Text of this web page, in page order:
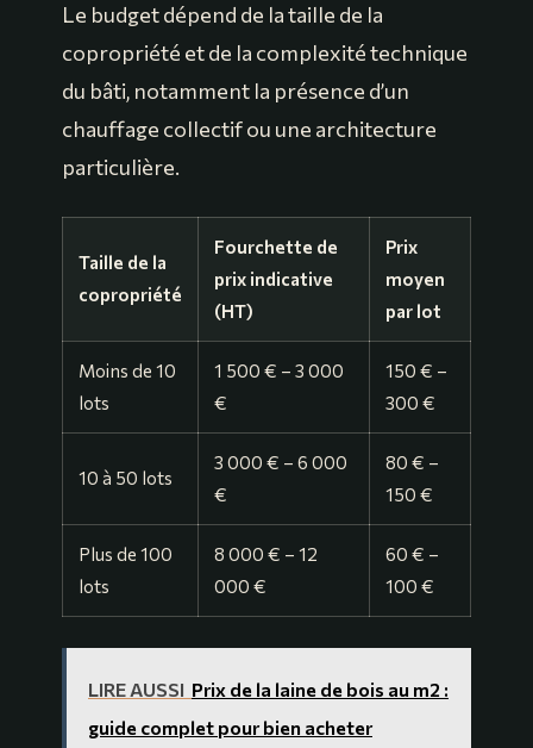
Le budget dépend de la taille de la
copropriété et de la complexité technique
du bâti, notamment la présence d’un
chauffage collectif ou une architecture
particulière.
Taille de la
copropriété
Fourchette de
prix indicative
(HT)
Prix
moyen
par lot
Moins de 10
lots
1 500 € – 3 000
€
150 € –
300 €
10 à 50 lots
3 000 € – 6 000
€
80 € –
150 €
Plus de 100
lots
8 000 € – 12
000 €
60 € –
100 €
LIRE AUSSI Prix de la laine de bois au m2 :
guide complet pour bien acheter